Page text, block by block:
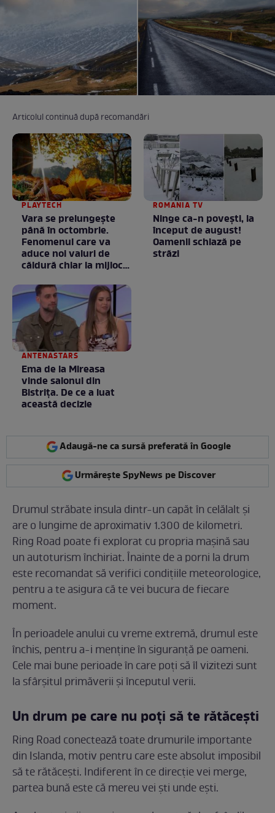
Articolul continuă după recomandări
PLAYTECH
Vara se prelungeşte
până în octombrie.
Fenomenul care va
aduce noi valuri de
căldură chiar la mijlocul
ROMANIA TV
Ninge ca-n povești, la
început de august!
Oamenii schiază pe
străzi
ANTENASTARS
Ema de la Mireasa
vinde salonul din
Bistrița. De ce a luat
această decizie
Adaugă-ne ca sursă preferată în Google
Urmărește SpyNews pe Discover
Drumul străbate insula dintr-un capăt în celălalt și
are o lungime de aproximativ 1.300 de kilometri.
Ring Road poate fi explorat cu propria mașină sau
un autoturism închiriat. Înainte de a porni la drum
este recomandat să verifici condițiile meteorologice,
pentru a te asigura că te vei bucura de fiecare
moment.
În perioadele anului cu vreme extremă, drumul este
închis, pentru a-i menține în siguranță pe oameni.
Cele mai bune perioade în care poți să îl vizitezi sunt
la sfârșitul primăverii și începutul verii.
Un drum pe care nu poți să te rătăcești
Ring Road conectează toate drumurile importante
din Islanda, motiv pentru care este absolut imposibil
să te rătăcești. Indiferent în ce direcție vei merge,
partea bună este că mereu vei ști unde ești.